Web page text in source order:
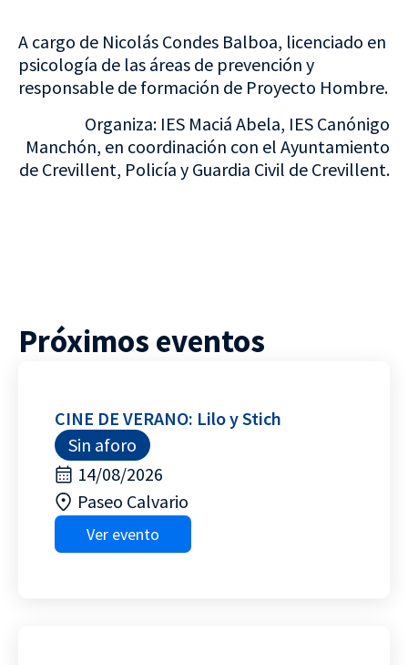
A cargo de Nicolás Condes Balboa, licenciado en
psicología de las áreas de prevención y
responsable de formación de Proyecto Hombre.
Organiza: IES Maciá Abela, IES Canónigo
Manchón, en coordinación con el Ayuntamiento
de Crevillent, Policía y Guardia Civil de Crevillent.
Próximos eventos
CINE DE VERANO: Lilo y Stich
Sin aforo
14/08/2026
Paseo Calvario
Ver evento